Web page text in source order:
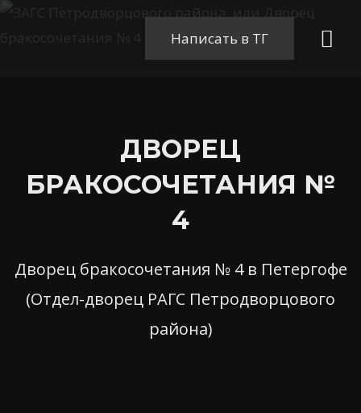
Перейти
Написать в ТГ
ДВОРЕЦ
БРАКОСОЧЕТАНИЯ №
4
Дворец бракосочетания № 4 в Петергофе
(Отдел-дворец РАГС Петродворцового
района)